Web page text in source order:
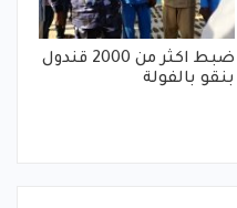
ضبط اكثر من 2000 قندول
بنقو بالفولة